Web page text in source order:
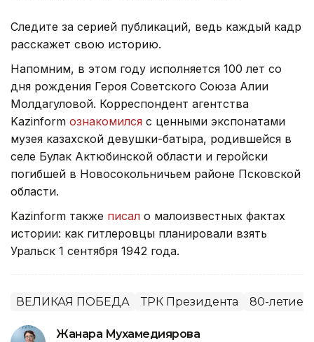
Следите за серией публикаций, ведь каждый кадр
расскажет свою историю.
Напомним, в этом году исполняется 100 лет со
дня рождения Героя Советского Союза Алии
Молдагуловой. Корреспондент агентства
Kazinform ознакомился с ценными экспонатами
музея казахской девушки-батыра, родившейся в
селе Булак Актюбинской области и геройски
погибшей в Новосокольничьем районе Псковской
области.
Kazinform также писал о малоизвестных фактах
истории: как гитлеровцы планировали взять
Уральск 1 сентября 1942 года.
ВЕЛИКАЯ ПОБЕДА ТРК Президента 80-летие
Жанара Мухамедиярова